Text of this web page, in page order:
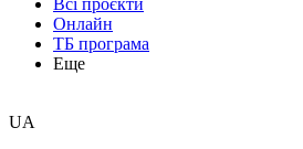
Всі проєкти
Онлайн
ТБ програма
Еще
UA